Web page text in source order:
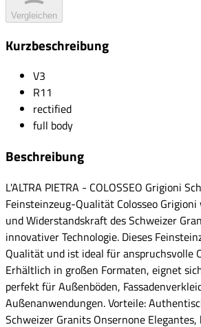
Vergleichen
Kurzbeschreibung
V3
R11
rectified
full body
Beschreibung
L'ALTRA PIETRA - COLOSSEO Grigioni
Feinsteinzeug-Qualität Colosseo
und Widerstandskraft des Schweizer
innovativer Technologie. Dieses
Qualität und ist ideal für anspruchsvolle
Erhältlich in großen Formaten, eignet
perfekt für Außenböden,
Außenanwendungen. Vorteile:
Schweizer Granits Onsernone